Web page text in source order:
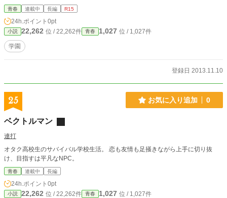
青春 連載中 長編 R15
24h.ポイント 0pt
小説 22,262 位 / 22,262件 青春 1,027 位 / 1,027件
学園
登録日 2013.11.10
25 お気に入り追加 0
ベクトルマン
連打
オタク高校生のサバイバル学校生活。 恋も友情も足掻きながら上手に切り抜
け、目指すは平凡なNPC。
青春 連載中 長編
24h.ポイント 0pt
小説 22,262 位 / 22,262件 青春 1,027 位 / 1,027件